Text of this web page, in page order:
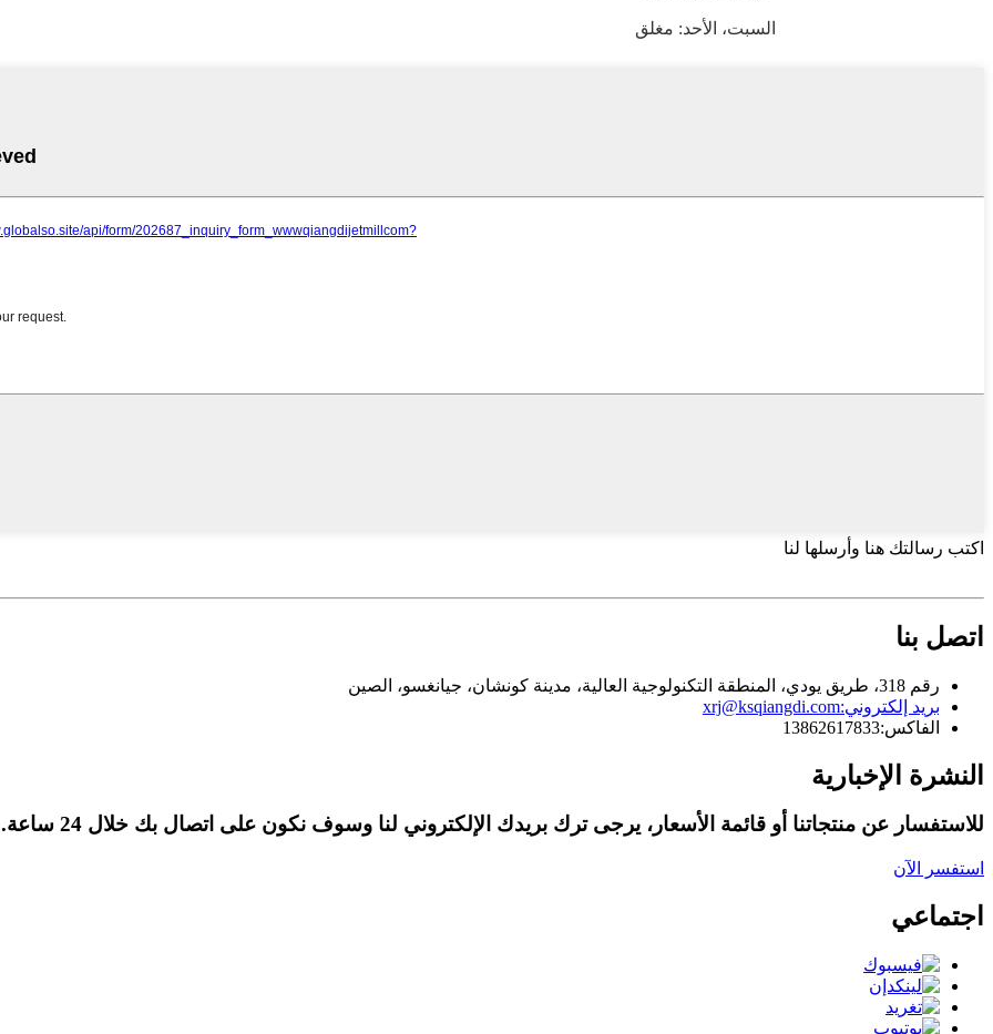
السبت، الأحد: مغلق
اكتب رسالتك هنا وأرسلها لنا
اتصل بنا
رقم 318، طريق يودي، المنطقة التكنولوجية العالية، مدينة كونشان، جيانغسو، الصين
بريد إلكتروني:xrj@ksqiangdi.com
الفاكس:13862617833
النشرة الإخبارية
للاستفسار عن منتجاتنا أو قائمة الأسعار، يرجى ترك بريدك الإلكتروني لنا وسوف نكون على اتصال بك خلال 24 ساعة.
استفسر الآن
اجتماعي